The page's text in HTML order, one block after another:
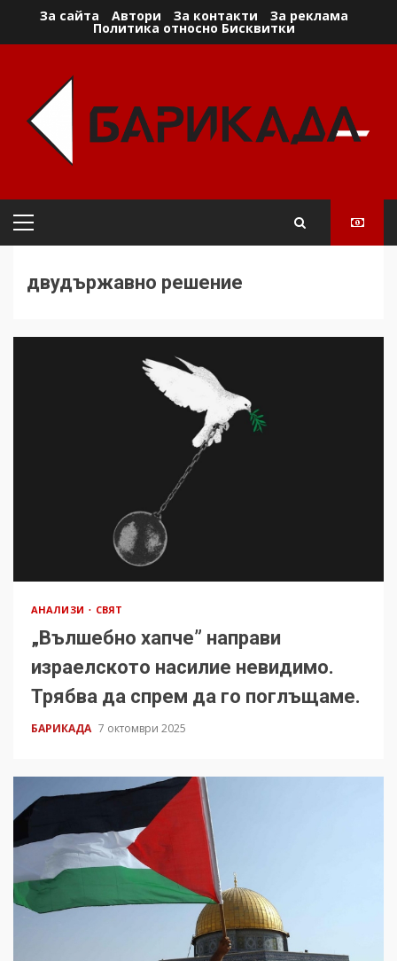
За сайта Автори За контакти За реклама
Политика относно Бисквитки
Primary
двудържавно решение
АНАЛИЗИ СВЯТ
„Вълшебно хапче” направи
израелското насилие невидимо.
Трябва да спрем да го поглъщаме.
БАРИКАДА 7 октомври 2025